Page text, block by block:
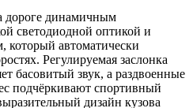
дороге динамичным
светодиодной оптикой и
который автоматически
Регулируемая заслонка
басовитый звук, а раздвоенные
подчёркивают спортивный
дизайн кузова